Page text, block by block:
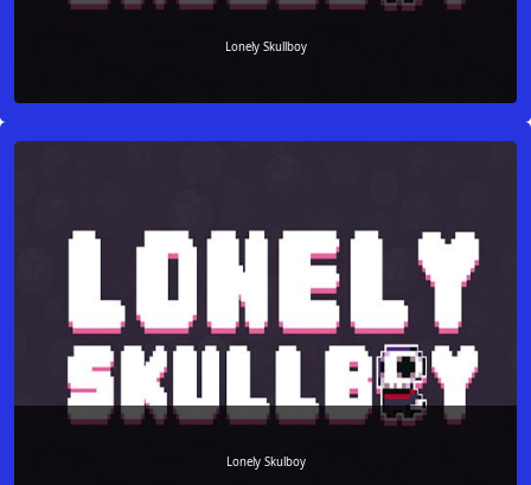
Lonely Skullboy
Lonely Skulboy